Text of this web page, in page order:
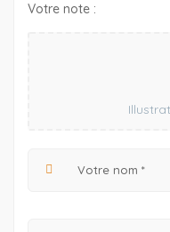
Votre note :